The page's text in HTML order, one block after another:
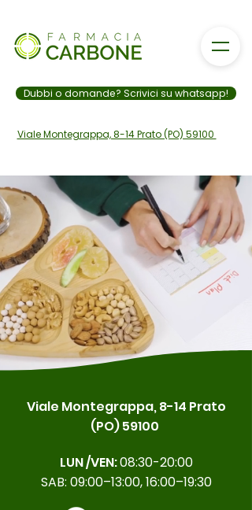
Dubbi o domande? Scrivici su whatsapp!
328 006 9801
Viale Montegrappa, 8-14 Prato (PO) 59100
Viale Montegrappa, 8-14 Prato
(PO) 59100
LUN /VEN:08:30-20:00
SAB: 09:00–13:00, 16:00–19:30